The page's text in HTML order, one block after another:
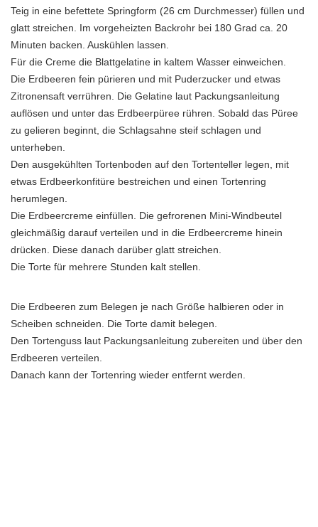
Teig in eine befettete Springform (26 cm Durchmesser) füllen und
glatt streichen. Im vorgeheizten Backrohr bei 180 Grad ca. 20
Minuten backen. Auskühlen lassen.
Für die Creme die Blattgelatine in kaltem Wasser einweichen.
Die Erdbeeren fein pürieren und mit Puderzucker und etwas
Zitronensaft verrühren. Die Gelatine laut Packungsanleitung
auflösen und unter das Erdbeerpüree rühren. Sobald das Püree
zu gelieren beginnt, die Schlagsahne steif schlagen und
unterheben.
Den ausgekühlten Tortenboden auf den Tortenteller legen, mit
etwas Erdbeerkonfitüre bestreichen und einen Tortenring
herumlegen.
Die Erdbeercreme einfüllen. Die gefrorenen Mini-Windbeutel
gleichmäßig darauf verteilen und in die Erdbeercreme hinein
drücken. Diese danach darüber glatt streichen.
Die Torte für mehrere Stunden kalt stellen.
Die Erdbeeren zum Belegen je nach Größe halbieren oder in
Scheiben schneiden. Die Torte damit belegen.
Den Tortenguss laut Packungsanleitung zubereiten und über den
Erdbeeren verteilen.
Danach kann der Tortenring wieder entfernt werden.